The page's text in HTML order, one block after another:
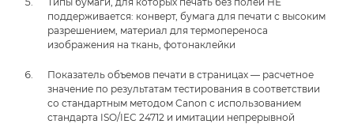
поддерживается: конверт, бумага для печати с высоким
разрешением, материал для термопереноса
изображения на ткань, фотонаклейки
Показатель объемов печати в страницах — расчетное
значение по результатам тестирования в соответствии
со стандартным методом Canon с использованием
стандарта ISO/IEC 24712 и имитации непрерывной